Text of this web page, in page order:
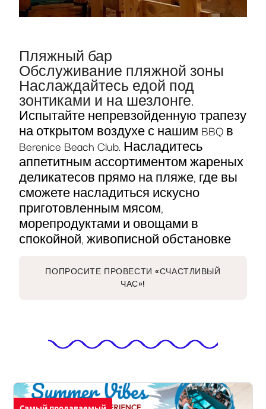
Пляжный бар
Обслуживание пляжной зоны
Наслаждайтесь едой под
зонтиками и на шезлонге.
Испытайте непревзойденную трапезу
на открытом воздухе с нашим BBQ в
Berenice Beach Club. Насладитесь
аппетитным ассортиментом жареных
деликатесов прямо на пляже, где вы
сможете насладиться искусно
приготовленным мясом,
морепродуктами и овощами в
спокойной, живописной обстановке
ПОПРОСИТЕ ПРОВЕСТИ «СЧАСТЛИВЫЙ
ЧАС»!